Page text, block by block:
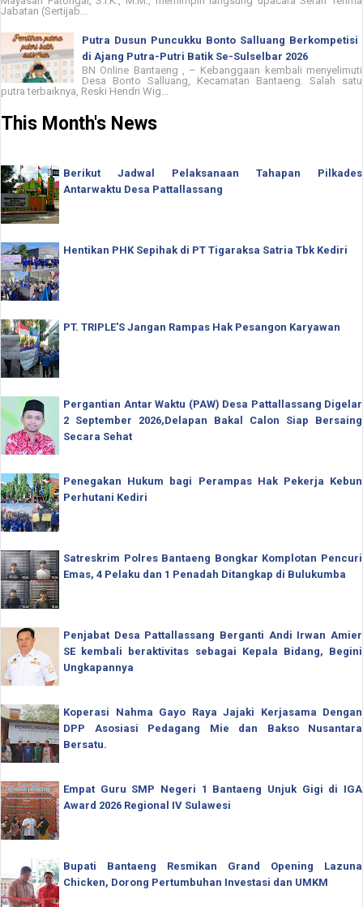
Jabatan (Sertijab...
Putra Dusun Puncukku Bonto Salluang Berkompetisi
di Ajang Putra-Putri Batik Se-Sulselbar 2026
BN Online Bantaeng , – Kebanggaan kembali menyelimuti
Desa Bonto Salluang, Kecamatan Bantaeng. Salah satu
putra terbaiknya, Reski Hendri Wig...
This Month's News
Berikut Jadwal Pelaksanaan Tahapan Pilkades
Antarwaktu Desa Pattallassang
Hentikan PHK Sepihak di PT Tigaraksa Satria Tbk Kediri
PT. TRIPLE'S Jangan Rampas Hak Pesangon Karyawan
Pergantian Antar Waktu (PAW) Desa Pattallassang Digelar
2 September 2026,Delapan Bakal Calon Siap Bersaing
Secara Sehat
Penegakan Hukum bagi Perampas Hak Pekerja Kebun
Perhutani Kediri
Satreskrim Polres Bantaeng Bongkar Komplotan Pencuri
Emas, 4 Pelaku dan 1 Penadah Ditangkap di Bulukumba
Penjabat Desa Pattallassang Berganti Andi Irwan Amier
SE kembali beraktivitas sebagai Kepala Bidang, Begini
Ungkapannya
Koperasi Nahma Gayo Raya Jajaki Kerjasama Dengan
DPP Asosiasi Pedagang Mie dan Bakso Nusantara
Bersatu.
Empat Guru SMP Negeri 1 Bantaeng Unjuk Gigi di IGA
Award 2026 Regional IV Sulawesi
Bupati Bantaeng Resmikan Grand Opening Lazuna
Chicken, Dorong Pertumbuhan Investasi dan UMKM